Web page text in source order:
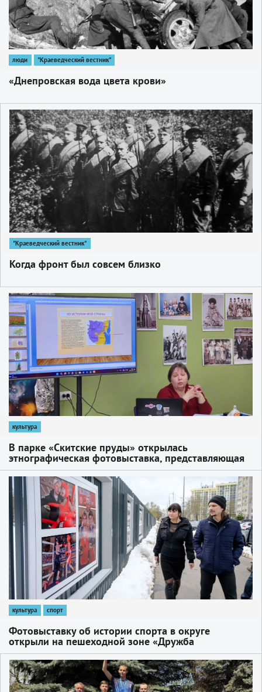
люди "Краеведческий вестник"
«Днепровская вода цвета крови»
1
"Краеведческий вестник"
Когда фронт был совсем близко
1
культура
В парке «Скитские пруды» открылась
этнографическая фотовыставка, представляющая
многоликую Россию.
1
культура спорт
Фотовыставку об истории спорта в округе
открыли на пешеходной зоне «Дружба
поколений» у спорткомплекса «Луч»
1